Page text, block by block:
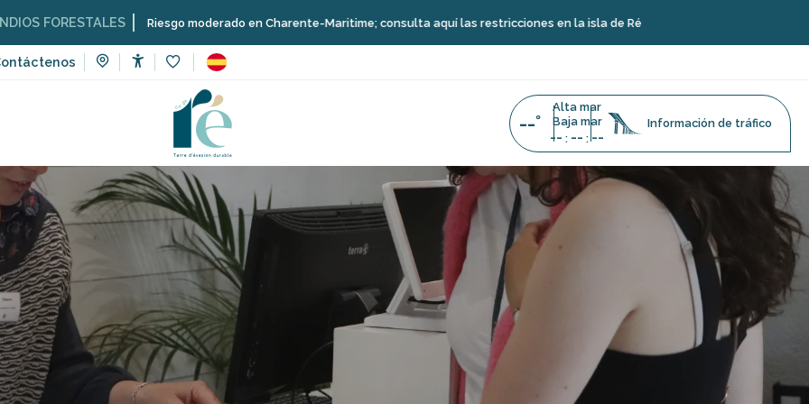
Riesgo moderado en Charente-Maritime; consulta aquí las restricciones en la isla de Ré
--°
Alta mar
Baja mar
-- : -- : --
Información de tráfico